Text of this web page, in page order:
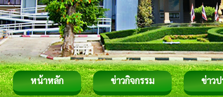
หน้าหลัก ข่าวกิจกรรม ข่าว